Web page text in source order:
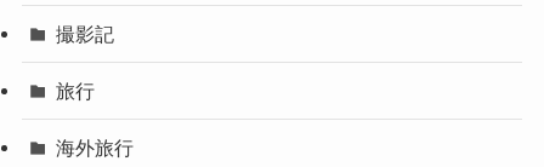
撮影記
旅行
海外旅行